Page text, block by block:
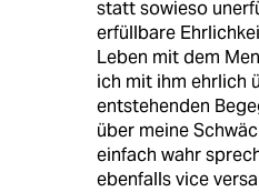
statt sowieso
erfüllbare
Leben mit dem
ich mit ihm ehrlich
entstehenden
über meine
einfach wahr
ebenfalls vice